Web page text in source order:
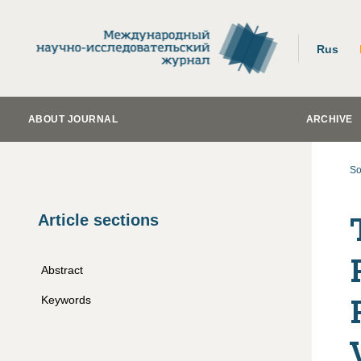
Rus
ABOUT JOURNAL ARCHIVE
Article sections
Abstract
Keywords